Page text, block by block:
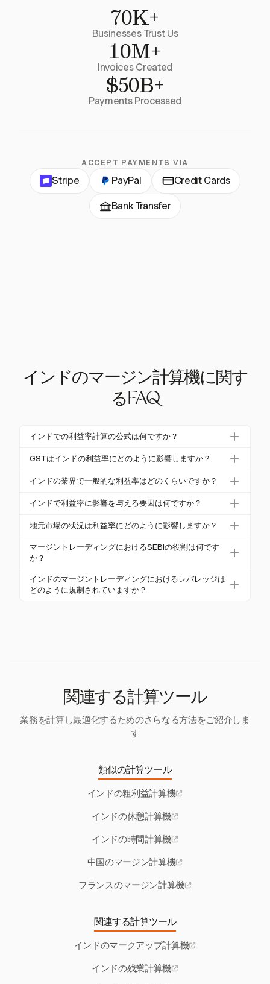
70K+
Businesses Trust Us
10M+
Invoices Created
$50B+
Payments Processed
ACCEPT PAYMENTS VIA
Stripe PayPal Credit Cards
Bank Transfer
インドのマージン計算機に関す
るFAQ
インドでの利益率計算の公式は何ですか？
インドでの利益率計算の公式は次のとおりです：
収益に対する利益の割合を判断できます。
GSTはインドの利益率にどのように影響しますか？
GSTはコスト構造に加わることで利益率に影響を与
り、望ましい利益率を維持するために価格設定に組
インドの業界で一般的な利益率はどのくらいですか？
利益率は業界によって異なります：小売業は通常5-1
があります。これらのベンチマークは価格戦略の指
インドで利益率に影響を与える要因は何ですか？
要因には、SEBIによる規制ルール、運営コスト、GS
達規範も重要な役割を果たします。
地元市場の状況は利益率にどのように影響しますか？
市場の状況、例えば原材料コストや消費者需要は、
価格戦略に影響を与え、利益率に大きな影響を与え
マージントレーディングにおけるSEBIの役割は何です
か？
SEBIはマージントレーディングを規制し、前払い
マージンを要求し、レバレッジ制限を設定します。
インドのマージントレーディングにおけるレバレッジは
どのように規制されていますか？
関連する計算ツール
業務を計算し最適化するためのさらなる方法をご紹介しま
す
類似の計算ツール
インドの粗利益計算機
インドの休憩計算機
インドの時間計算機
中国のマージン計算機
フランスのマージン計算機
関連する計算ツール
インドのマークアップ計算機
インドの残業計算機